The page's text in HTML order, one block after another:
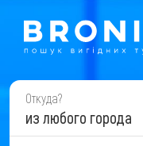
Откуда?
из любого города